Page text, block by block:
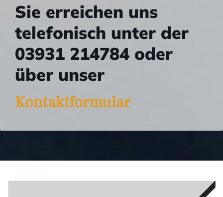
Sie erreichen uns
telefonisch unter der
03931 214784 oder
über unser
Kontaktformular